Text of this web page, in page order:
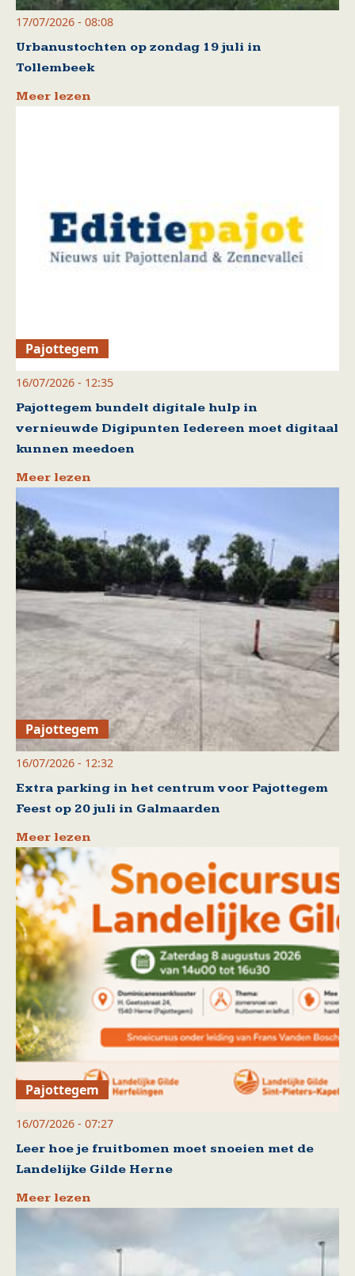
17/07/2026 - 08:08
Urbanustochten op zondag 19 juli in
Tollembeek
Meer lezen
Pajottegem
16/07/2026 - 12:35
Pajottegem bundelt digitale hulp in
vernieuwde Digipunten Iedereen moet digitaal
kunnen meedoen
Meer lezen
Pajottegem
16/07/2026 - 12:32
Extra parking in het centrum voor Pajottegem
Feest op 20 juli in Galmaarden
Meer lezen
Pajottegem
16/07/2026 - 07:27
Leer hoe je fruitbomen moet snoeien met de
Landelijke Gilde Herne
Meer lezen